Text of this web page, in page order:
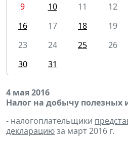
9
10 11 12
16
17 18 19
23
24 25 26
30
31
4 мая 2016
Налог на добычу полезных
- налогоплательщики
декларациюза март 2016 г.